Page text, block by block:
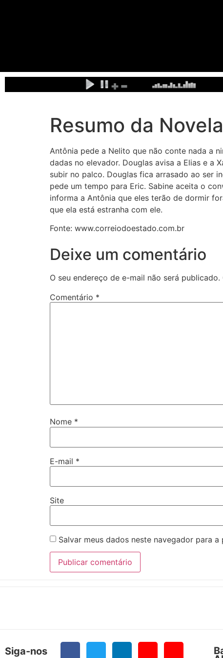
Resumo da
Antônia pede a Nelito que não conte nada a
dadas no elevador. Douglas avisa a Elias e a
subir no palco. Douglas fica arrasado ao ser
pede um tempo para Eric. Sabine aceita o
informa a Antônia que eles terão de dormir
que ela está estranha com ele.
Fonte: www.correiodoestado.com.br
Deixe um comentário
O seu endereço de e-mail não será publicado.
Comentário *
Nome *
E-mail *
Site
Salvar meus dados neste navegador para
Siga-nos